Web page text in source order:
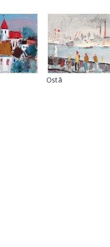
Ostā